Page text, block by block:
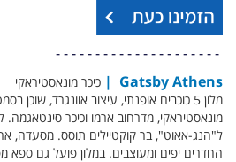
- - - - - - - - - - - - - - - - - - - - -
Gatsby Athens
| כיכר מונאסטיראקי
מלון 5 כוכבים אופנתי, עיצוב אוונגרד,
מונאסטיראקי, מדרחוב ארמו וכיכר סינטאגמה.
ל"הנג-אאוט", בר קוקטיילים תוסס. מסעדה,
החדרים יפים ומעוצבים. במלון פועל גם